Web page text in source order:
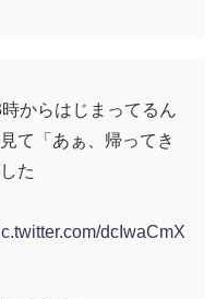
からはじまってるん
て「あぁ、帰ってき
た
dcIwaCmX